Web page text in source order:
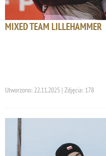
MIXED TEAM LILLEHAMMER
Utworzono: 22.11.2025 | Zdjęcia: 178